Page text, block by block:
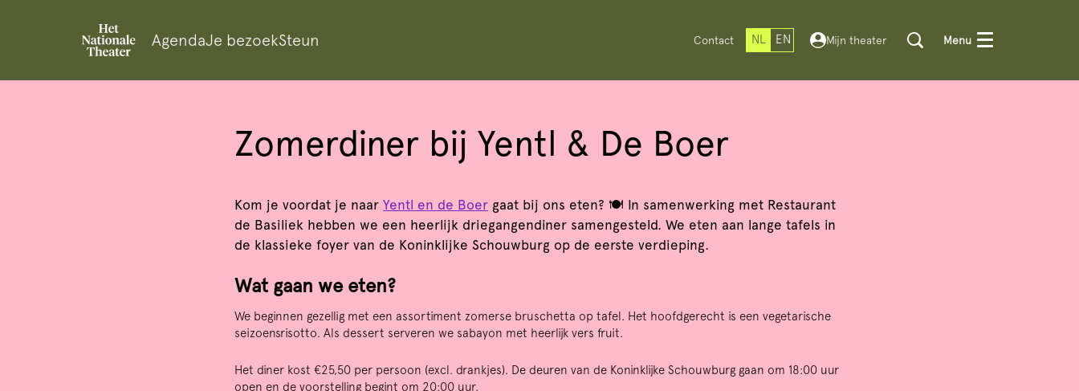
AgendaJe bezoekSteun Contact NL EN Mijn theater Menu
Zomerdiner bij Yentl & De Boer
Kom je voordat je naar Yentl en de Boer gaat bij ons eten? 🍽️ In samenwerking met Restaurant
de Basiliek hebben we een heerlijk driegangendiner samengesteld. We eten aan lange tafels in
de klassieke foyer van de Koninklijke Schouwburg op de eerste verdieping.
Wat gaan we eten?
We beginnen gezellig met een assortiment zomerse bruschetta op tafel. Het hoofdgerecht is een vegetarische
seizoensrisotto. Als dessert serveren we sabayon met heerlijk vers fruit.
Het diner kost €25,50 per persoon (excl. drankjes). De deuren van de Koninklijke Schouwburg gaan om 18:00 uur
open en de voorstelling begint om 20:00 uur.